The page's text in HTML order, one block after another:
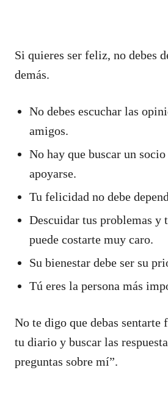
Si quieres ser feliz, no debes
demás.
No debes escuchar las
amigos.
No hay que buscar un
apoyarse.
Tu felicidad no debe
Descuidar tus problemas y
puede costarte muy caro.
Su bienestar debe ser su
Tú eres la persona más
No te digo que debas sentarte
tu diario y buscar las
preguntas sobre mí”.